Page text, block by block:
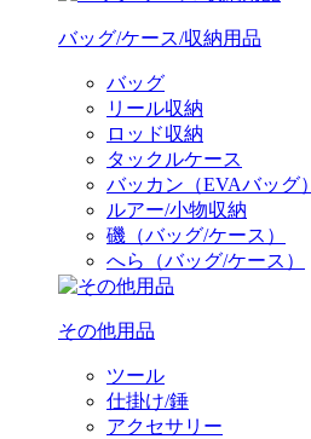
バッグ/ケース/収納用品
バッグ
リール収納
ロッド収納
タックルケース
バッカン（EVAバッグ）
ルアー/小物収納
磯（バッグ/ケース）
へら（バッグ/ケース）
その他用品
ツール
仕掛け/錘
アクセサリー